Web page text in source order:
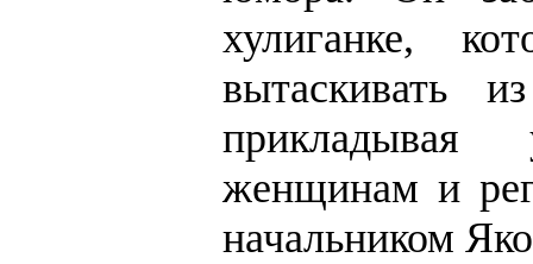
хулиганке,
вытаскивать
прикладывая
женщинам и
начальником